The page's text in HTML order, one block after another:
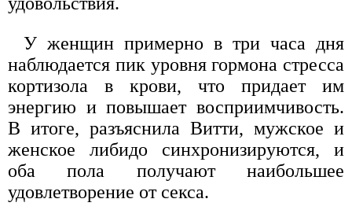
У женщин примерно в три часа дня
наблюдается пик уровня гормона стресса
кортизола в крови, что придает им
энергию и повышает восприимчивость.
В итоге, разъяснила Витти, мужское и
женское либидо синхронизируются, и
оба пола получают наибольшее
удовлетворение от секса.